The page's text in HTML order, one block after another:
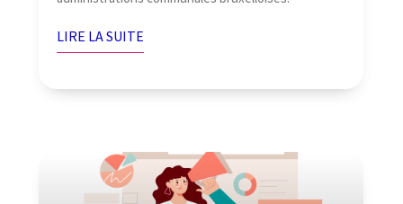
LIRE LA SUITE